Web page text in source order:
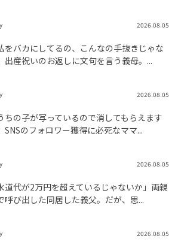
2026.08.05
をバカにしてるの、こんなの手抜きじゃな
出産祝いのお返しに文句を言う義母。...
2026.08.05
ちの子が写っているので消してもらえます
SNSのフォロワー獲得に必死なママ...
2026.08.05
道代が2万円を超えているじゃないか」両親
呼び出した同居した義父。だが、思...
2026.08.05